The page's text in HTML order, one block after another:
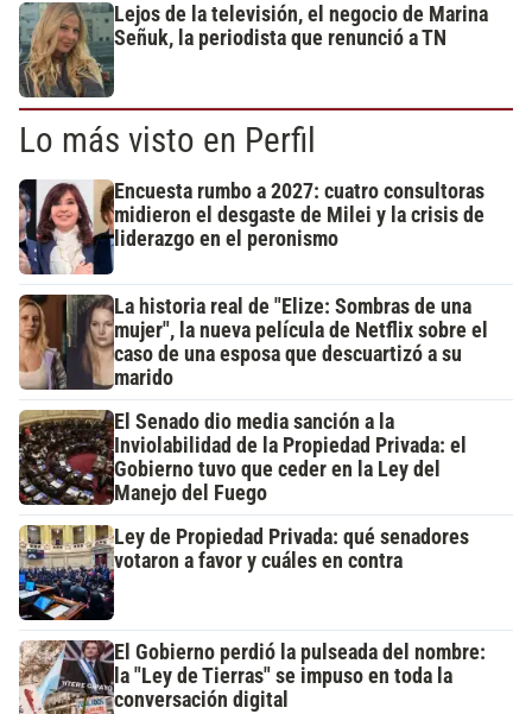
Lejos de la televisión, el negocio de Marina
Señuk, la periodista que renunció a TN
Lo más visto en Perfil
Encuesta rumbo a 2027: cuatro consultoras
midieron el desgaste de Milei y la crisis de
liderazgo en el peronismo
La historia real de "Elize: Sombras de una
mujer", la nueva película de Netflix sobre el
caso de una esposa que descuartizó a su
marido
El Senado dio media sanción a la
Inviolabilidad de la Propiedad Privada: el
Gobierno tuvo que ceder en la Ley del
Manejo del Fuego
Ley de Propiedad Privada: qué senadores
votaron a favor y cuáles en contra
El Gobierno perdió la pulseada del nombre:
la "Ley de Tierras" se impuso en toda la
conversación digital